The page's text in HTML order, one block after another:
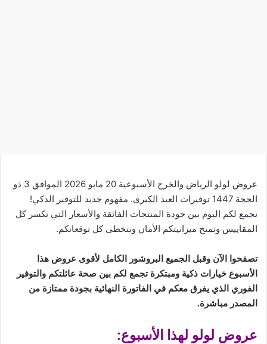
عروض لولو الرياض والخرج الأسبوعية 20 مايو 2026 الموافق 3 ذو
الحجة 1447 توفيرات العيد الكبرى. مفهوم جديد للتوفير الذكي!
نجمع لكم اليوم بين جودة المنتجات الفائقة والأسعار التي تكسر كل
المقاييس وتمنح ميزانيتكم الأمان وتتخطى كل توقعاتكم.
تصفحوا الآن وقبل الجميع البروشور الكامل لأقوى عروض هذا
الأسبوع خيارات ذكية ومبتكرة تجمع لكم بين صحة عائلتكم والتوفير
الفوري الذي يفرق معكم في الفاتورة النهائية بجودة ممتازة من
المصدر مباشرة.
عروض لولو لهذا الأسبوع: